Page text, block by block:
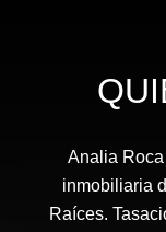
Analia
inmobiliaria
Raíces.